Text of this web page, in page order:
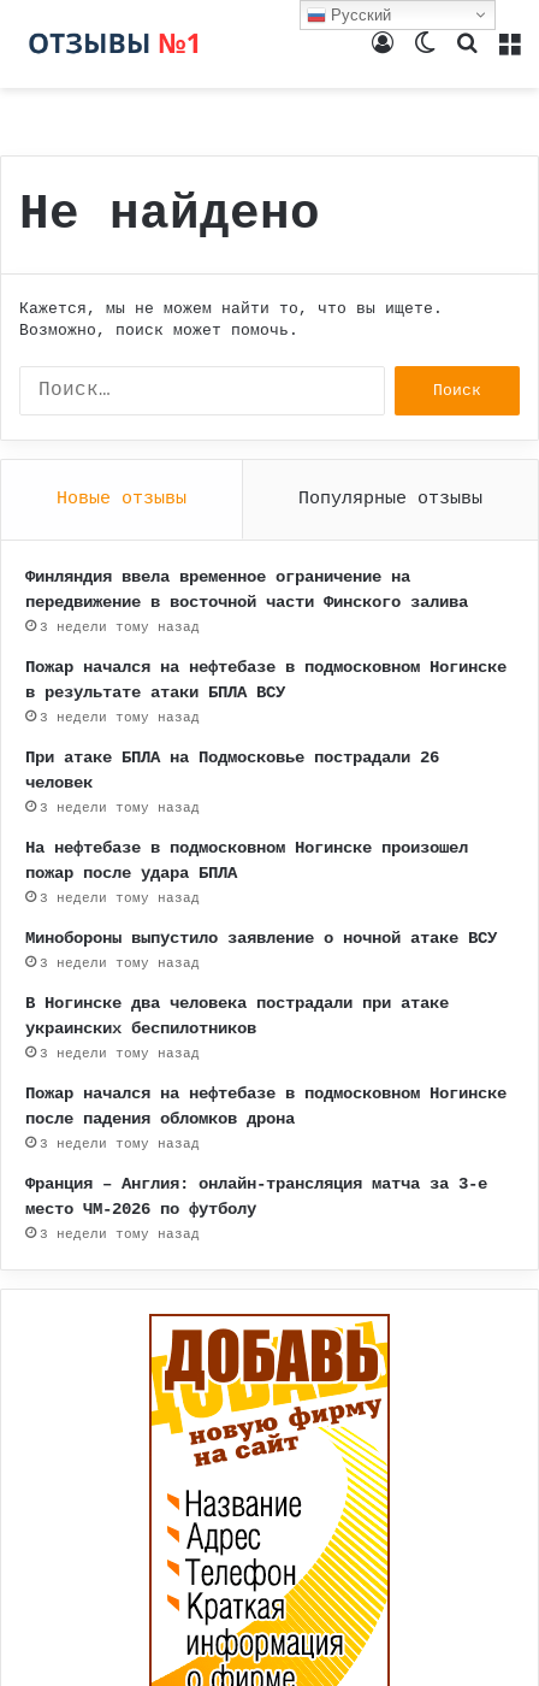
Поиск
Switch
Войти
Не найдено
Кажется, мы не можем найти то, что вы ищете.
Возможно, поиск может помочь.
Новые отзывы Популярные отзывы
Финляндия ввела временное ограничение на
передвижение в восточной части Финского залива
3 недели тому назад
Пожар начался на нефтебазе в подмосковном Ногинске
в результате атаки БПЛА ВСУ
3 недели тому назад
При атаке БПЛА на Подмосковье пострадали 26
человек
3 недели тому назад
На нефтебазе в подмосковном Ногинске произошел
пожар после удара БПЛА
3 недели тому назад
Минобороны выпустило заявление о ночной атаке ВСУ
3 недели тому назад
В Ногинске два человека пострадали при атаке
украинских беспилотников
3 недели тому назад
Пожар начался на нефтебазе в подмосковном Ногинске
после падения обломков дрона
3 недели тому назад
Франция – Англия: онлайн-трансляция матча за 3-е
место ЧМ-2026 по футболу
3 недели тому назад
Русский